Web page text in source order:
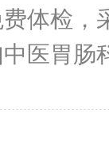
体检，
医胃肠